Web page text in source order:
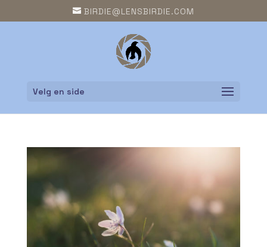
BIRDIE@LENSBIRDIE.COM
Velg en side